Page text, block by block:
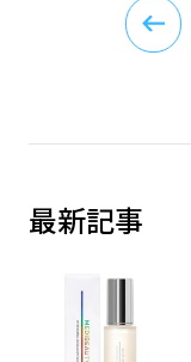
最新記事